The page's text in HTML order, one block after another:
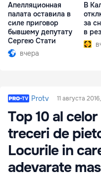
Апелляционная
палата оставила в
силе приговор
бывшему депутату
Сергею Стати
вчера
В
за
в
Protv 11 августа
Top 10 al
treceri de
Locurile in
adevarate